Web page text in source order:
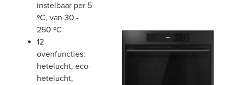
instelbaar per 5
ºC, van 30 -
250 ºC
12
ovenfuncties:
hetelucht, eco-
hetelucht,